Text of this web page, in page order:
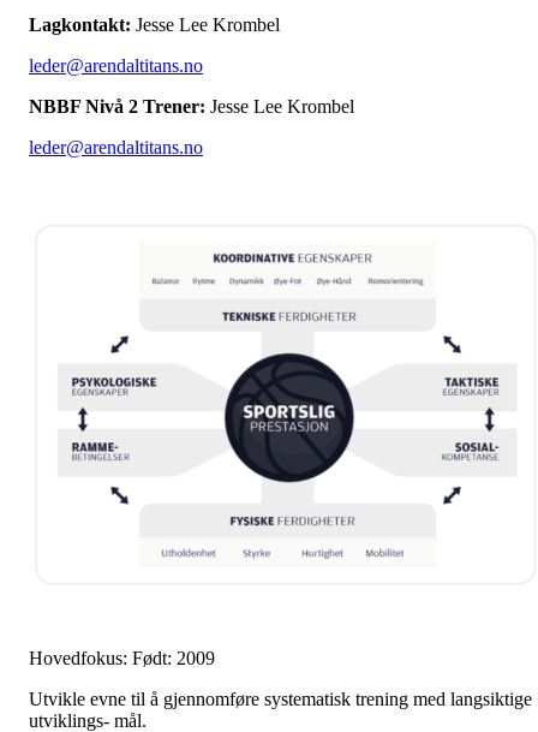
Lagkontakt: Jesse Lee Krombel
leder@arendaltitans.no
NBBF Nivå 2 Trener: Jesse Lee Krombel
leder@arendaltitans.no
Hovedfokus: Født: 2009
Utvikle evne til å gjennomføre systematisk trening med langsiktige
utviklings- mål.